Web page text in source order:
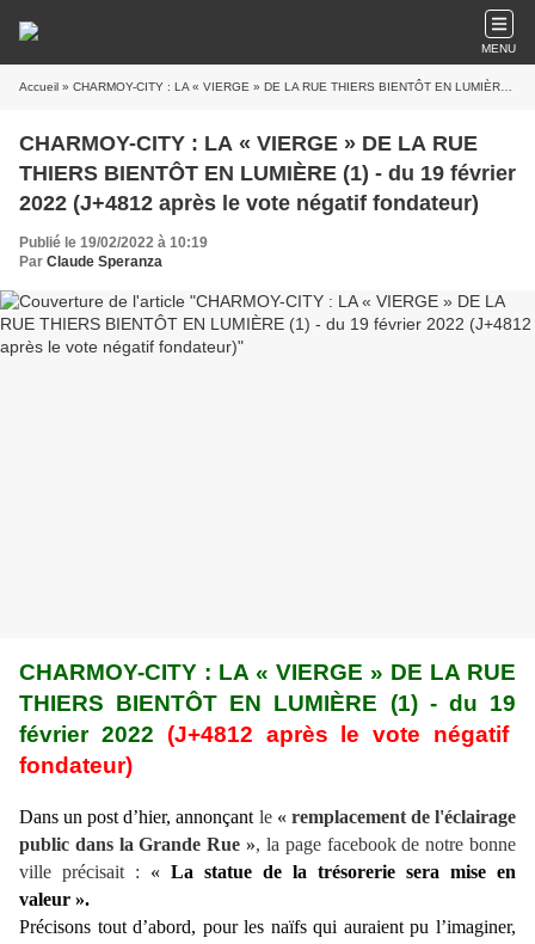
MENU
Accueil » CHARMOY-CITY : LA « VIERGE » DE LA RUE THIERS BIENTÔT EN LUMIÈRE (1) - du 19 février 2022 (J+4812 après le vote négatif fondateur)
CHARMOY-CITY : LA « VIERGE » DE LA RUE
THIERS BIENTÔT EN LUMIÈRE (1) - du 19 février
2022 (J+4812 après le vote négatif fondateur)
Publié le 19/02/2022 à 10:19
Par Claude Speranza
CHARMOY-CITY : LA « VIERGE » DE LA RUE
THIERS BIENTÔT EN LUMIÈRE (1)- du 19
février 2022 (J+4812 après le vote négatif
fondateur)
Dans un post d’hier, annonçant le « remplacement de l'éclairage
public dans la Grande Rue », la page facebook de notre bonne
ville précisait :
« La statue de la trésorerie sera mise en
valeur ».
Précisons tout d’abord, pour les naïfs qui auraient pu l’imaginer,